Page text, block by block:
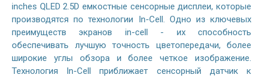
inches QLED 2.5D емкостные сенсорные дисплеи, которые
производятся по технологии In-Cell. Одно из ключевых
преимуществ экранов in-cell - их способность
обеспечивать лучшую точность цветопередачи, более
широкие углы обзора и более четкое изображение.
Технология In-Cell приближает сенсорный датчик к